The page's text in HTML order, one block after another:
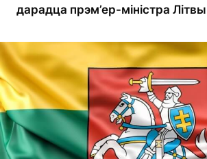
дарадца прэм’ер-міністра Літвы